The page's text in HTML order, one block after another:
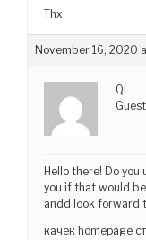
Thx
November 16, 2020
QI
Guest
Hello there! Do you
you if that would
andd look forward
качек homepage